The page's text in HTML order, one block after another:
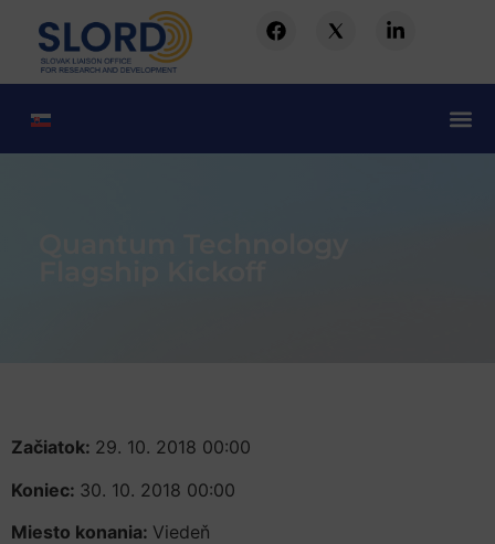
Začiatok: 29. 10. 2018 00:00
Koniec: 30. 10. 2018 00:00
Miesto konania: Viedeň